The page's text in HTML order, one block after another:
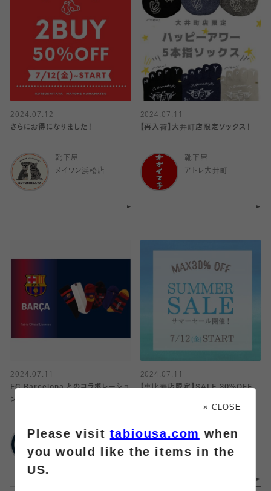
2024.07.12
さらにお得になりました！
靴下屋
メイワン浜松店
2024.07.11
【再入荷】大井町店限定ソックス！
靴下屋
アトレ大井町
2024.07.11
FC Barcelona とのコラボレーショ
ンソックス発売！
靴下屋
2024.07.11
【恵比寿店限定】SALE 30%OFF
靴下屋
× CLOSE
Please visittabiousa.com when
you would like the items in the
US.